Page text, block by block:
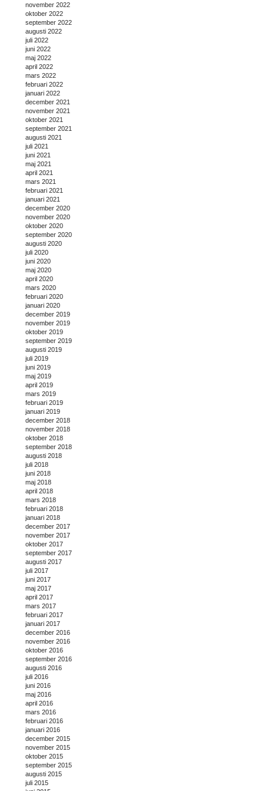
november 2022
oktober 2022
september 2022
augusti 2022
juli 2022
juni 2022
maj 2022
april 2022
mars 2022
februari 2022
januari 2022
december 2021
november 2021
oktober 2021
september 2021
augusti 2021
juli 2021
juni 2021
maj 2021
april 2021
mars 2021
februari 2021
januari 2021
december 2020
november 2020
oktober 2020
september 2020
augusti 2020
juli 2020
juni 2020
maj 2020
april 2020
mars 2020
februari 2020
januari 2020
december 2019
november 2019
oktober 2019
september 2019
augusti 2019
juli 2019
juni 2019
maj 2019
april 2019
mars 2019
februari 2019
januari 2019
december 2018
november 2018
oktober 2018
september 2018
augusti 2018
juli 2018
juni 2018
maj 2018
april 2018
mars 2018
februari 2018
januari 2018
december 2017
november 2017
oktober 2017
september 2017
augusti 2017
juli 2017
juni 2017
maj 2017
april 2017
mars 2017
februari 2017
januari 2017
december 2016
november 2016
oktober 2016
september 2016
augusti 2016
juli 2016
juni 2016
maj 2016
april 2016
mars 2016
februari 2016
januari 2016
december 2015
november 2015
oktober 2015
september 2015
augusti 2015
juli 2015